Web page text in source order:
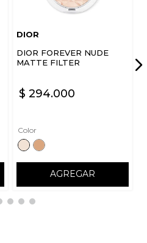
DIOR
DIOR FOREVER NUDE
MATTE FILTER
$ 294.000
Color
AGREGAR